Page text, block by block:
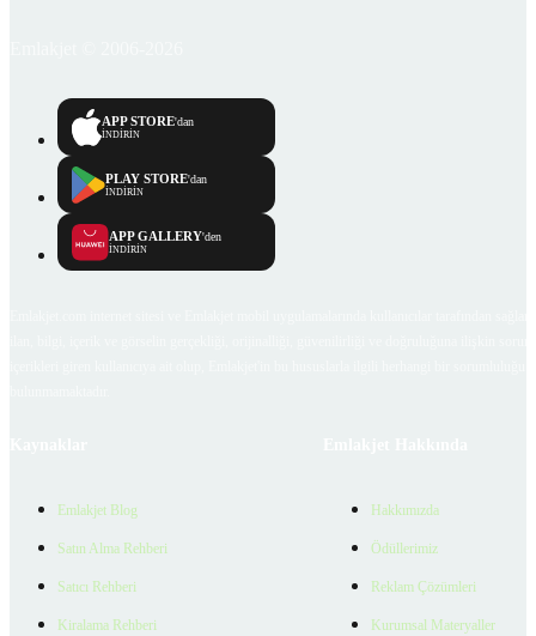
APP STORE'dan
İNDİRİN
PLAY STORE'dan
İNDİRİN
APP GALLERY'den
İNDİRİN
Emlakjet Blog
Satın Alma Rehberi
Satıcı Rehberi
Kiralama Rehberi
Hakkımızda
Ödüllerimiz
Reklam Çözümleri
Kurumsal Materyaller